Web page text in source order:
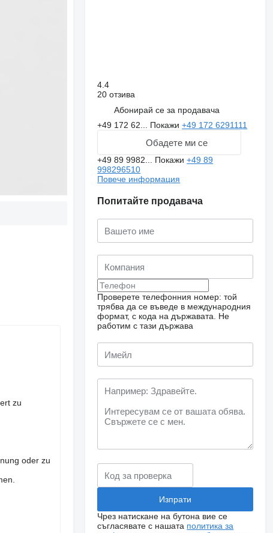
zu
oder zu
4.4
20 отзива
Абонирай се за продавача
+49 172 62... Покажи+49 172 6291111
Обадете ми се
+49 89 9982... Покажи+49 89
998296510
Повече информация
Попитайте продавача
Проверете телефонния номер: той
трябва да се въведе в международния
формат, с кода на държавата.
Не
работим с тази държава
Чрез натискане на бутона вие се
съгласявате с нашата политика за